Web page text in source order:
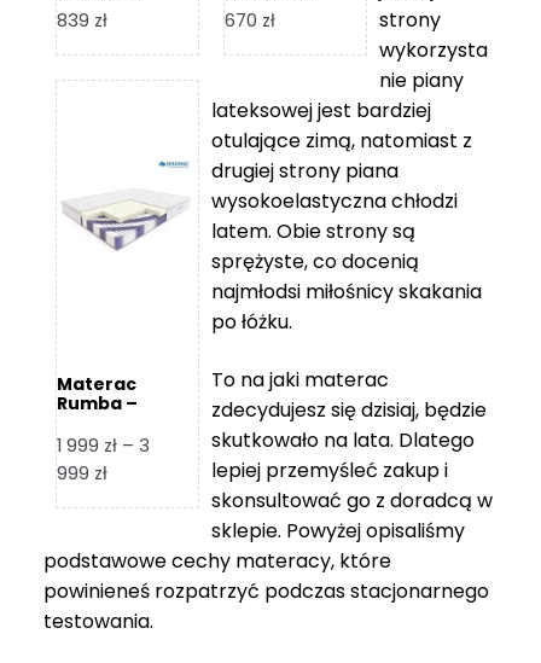
839 złZakres
od
839 zł
670 złZakres
5
119 zł
do
670 zł
Materac
Rumba –
1 999 zł – 3
999 złZakres
1
999 zł
do
strony
wykorzysta
nie piany
lateksowej jest bardziej
otulające zimą, natomiast z
drugiej strony piana
wysokoelastyczna chłodzi
latem. Obie strony są
sprężyste, co docenią
najmłodsi miłośnicy skakania
po łóżku.
To na jaki materac
zdecydujesz się dzisiaj, będzie
skutkowało na lata. Dlatego
lepiej przemyśleć zakup i
skonsultować go z doradcą w
sklepie. Powyżej opisaliśmy
podstawowe cechy materacy, które
powinieneś rozpatrzyć podczas stacjonarnego
testowania.